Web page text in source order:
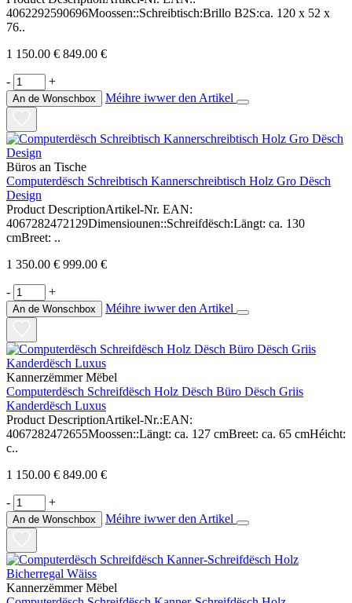
4062292590696Moossen::Schreibtisch:Brillo B2S:ca. 120 x 52 x
76..
1 150.00 € 849.00 €
- +
An de Wonschbox Méihre iwwer den Artikel
Büros an Tische
Computerdësch Schreibtisch Kannerschreibtisch Holz Gro Dësch
Design
Product DescriptionArtikel-Nr. EAN:
4067282472129Dimensiounen::Schreifdësch:Längt: ca. 130
cmBreet: ..
1 350.00 € 999.00 €
- +
An de Wonschbox Méihre iwwer den Artikel
Kannerzëmmer Mëbel
Computerdësch Schreifdësch Holz Dësch Büro Dësch Griis
Kanderdësch Luxus
Product DescriptionArtikel-Nr.:EAN:
4067282472655Moossen::Längt: ca. 127 cmBreet: ca. 65 cmHéicht:
c..
1 150.00 € 849.00 €
- +
An de Wonschbox Méihre iwwer den Artikel
Kannerzëmmer Mëbel